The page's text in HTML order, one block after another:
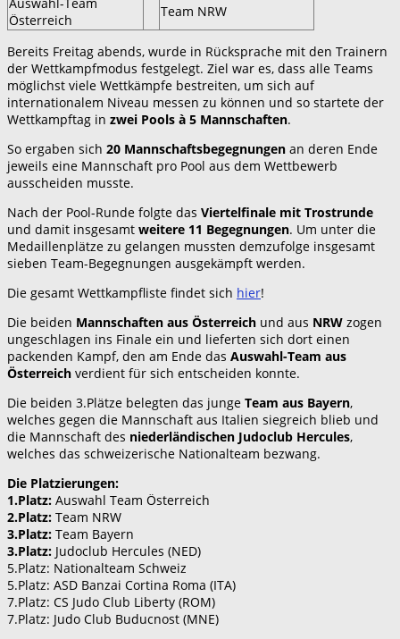
Österreich
Team NRW
Bereits Freitag abends, wurde in Rücksprache mit den Trainern
der Wettkampfmodus festgelegt. Ziel war es, dass alle Teams
möglichst viele Wettkämpfe bestreiten, um sich auf
internationalem Niveau messen zu können und so startete der
Wettkampftag in zwei Pools à 5 Mannschaften.
So ergaben sich 20 Mannschaftsbegegnungen an deren Ende
jeweils eine Mannschaft pro Pool aus dem Wettbewerb
ausscheiden musste.
Nach der Pool-Runde folgte das Viertelfinale mit Trostrunde
und damit insgesamt weitere 11 Begegnungen. Um unter die
Medaillenplätze zu gelangen mussten demzufolge insgesamt
sieben Team-Begegnungen ausgekämpft werden.
Die gesamt Wettkampfliste findet sich hier!
Die beiden Mannschaften aus Österreich und aus NRW zogen
ungeschlagen ins Finale ein und lieferten sich dort einen
packenden Kampf, den am Ende das Auswahl-Team aus
Österreich verdient für sich entscheiden konnte.
Die beiden 3.Plätze belegten das junge Team aus Bayern,
welches gegen die Mannschaft aus Italien siegreich blieb und
die Mannschaft des niederländischen Judoclub Hercules,
welches das schweizerische Nationalteam bezwang.
Die Platzierungen:
1.Platz: Auswahl Team Österreich
2.Platz: Team NRW
3.Platz: Team Bayern
3.Platz: Judoclub Hercules (NED)
5.Platz: Nationalteam Schweiz
5.Platz: ASD Banzai Cortina Roma (ITA)
7.Platz: CS Judo Club Liberty (ROM)
7.Platz: Judo Club Buducnost (MNE)